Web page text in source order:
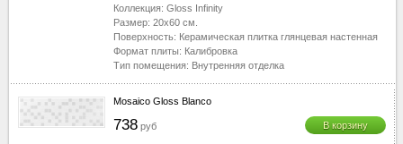
Коллекция: Gloss Infinity
Размер: 20x60 см.
Поверхность: Керамическая плитка глянцевая настенная
Формат плиты: Калибровка
Тип помещения: Внутренняя отделка
Mosaico Gloss Blanco
738 руб В корзину